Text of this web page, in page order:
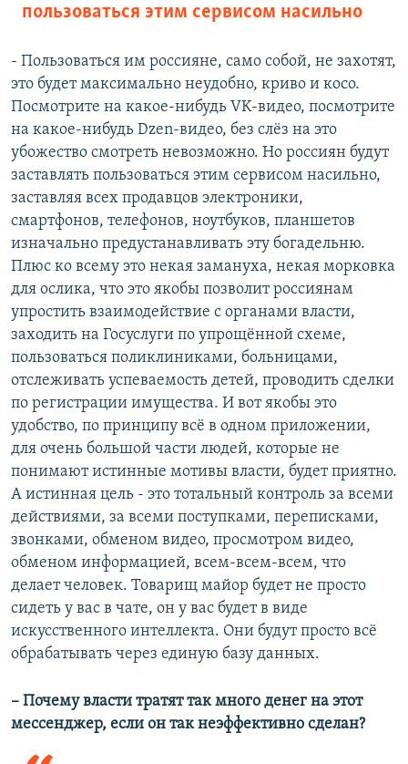
пользоваться этим сервисом насильно
- Пользоваться им россияне, само собой, не захотят,
это будет максимально неудобно, криво и косо.
Посмотрите на какое-нибудь VK-видео, посмотрите
на какое-нибудь Dzen-видео, без слёз на это
убожество смотреть невозможно. Но россиян будут
заставлять пользоваться этим сервисом насильно,
заставляя всех продавцов электроники,
смартфонов, телефонов, ноутбуков, планшетов
изначально предустанавливать эту богадельню.
Плюс ко всему это некая замануха, некая морковка
для ослика, что это якобы позволит россиянам
упростить взаимодействие с органами власти,
заходить на Госуслуги по упрощённой схеме,
пользоваться поликлиниками, больницами,
отслеживать успеваемость детей, проводить сделки
по регистрации имущества. И вот якобы это
удобство, по принципу всё в одном приложении,
для очень большой части людей, которые не
понимают истинные мотивы власти, будет приятно.
А истинная цель - это тотальный контроль за всеми
действиями, за всеми поступками, переписками,
звонками, обменом видео, просмотром видео,
обменом информацией, всем-всем-всем, что
делает человек. Товарищ майор будет не просто
сидеть у вас в чате, он у вас будет в виде
искусственного интеллекта. Они будут просто всё
обрабатывать через единую базу данных.
– Почему власти тратят так много денег на этот
мессенджер, если он так неэффективно сделан?